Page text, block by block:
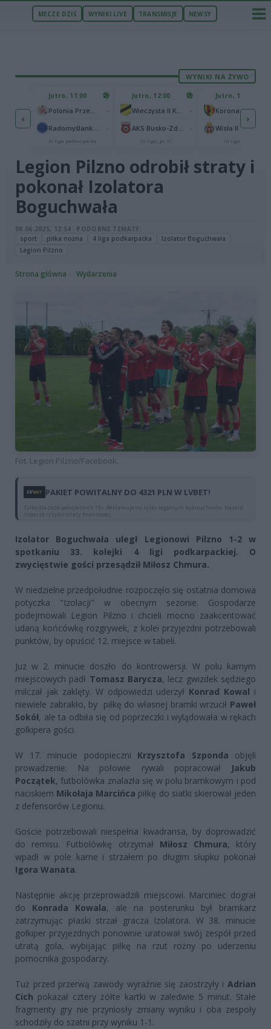
MECZE DZIŚ WYNIKI LIVE TRANSMISJE NEWSY
WYNIKI NA ŻYWO
‹
1
1
Jutro, 11:00
IV liga podkarpacka
Jutro, 12:00
III liga, gr. IV
Jutro, 12:00
Korona II Kielce
Wisła II Kraków
III liga, gr. IV
›
Legion Pilzno odrobił straty i
pokonał Izolatora
Boguchwała
08.06.2025, 12:54
PODOBNE TEMATY:
sport
piłka nożna 4 liga podkarpacka
Izolator Boguchwała
Legion Pilzno
Strona główna Wydarzenia
Fot. Legion Pilzno/Facebook.
PAKIET POWITALNY DO 4321 PLN W LVBET!
Tylko dla osób pełnoletnich 18+. Reklamujemy tylko legalnych bukmacherów. Hazard
stwarza ryzyko straty finansowej.
Izolator Boguchwała uległ Legionowi Pilzno 1-2 w
spotkaniu 33. kolejki 4 ligi podkarpackiej. O
zwycięstwie gości przesądził Miłosz Chmura.
W niedzielne przedpołudnie rozpoczęło się ostatnia domowa
potyczka "Izolacji" w obecnym sezonie. Gospodarze
podejmowali Legion Pilzno i chcieli mocno zaakcentować
udaną końcówkę rozgrywek, z kolei przyjezdni potrzebowali
punktów, by opuścić 12. miejsce w tabeli.
Juz w 2. minucie doszło do kontrowersji. W polu karnym
miejscowych padł Tomasz Barycza, lecz gwizdek sędziego
milczał jak zaklęty. W odpowiedzi uderzył Konrad Kowal i
niewiele zabrakło, by piłkę do własnej bramki wrzucił Paweł
Sokół, ale ta odbiła się od poprzeczki i wylądowała w rękach
golkipera gości.
W 17. minucie podopieczni Krzysztofa Szponda objęli
prowadzenie. Na połowie rywali popracował
Jakub
Początek, futbolówka znalazła się w polu bramkowym i pod
naciskiem Mikołaja Marcińca piłkę do siatki skierował jeden
z defensorów Legionu.
Goście potrzebowali niespełna kwadransa, by doprowadzić
do remisu. Futbolówkę otrzymał Miłosz Chmura, który
wpadł w pole karne i strzałem po długim słupku pokonał
Igora Wanata.
Następnie akcję przeprowadzili miejscowi. Marciniec dograł
do Konrada Kowala, ale na posterunku był bramkarz
zatrzymując płaski strzał gracza Izolatora. W 38. minucie
golkiper przyjezdnych ponownie uratował swój zespół przed
utratą gola, wybijając piłkę na rzut rożny po uderzeniu
pomocnika gospodarzy.
Tuż przed przerwą zawody wyraźnie się zaostrzyły i Adrian
Cich pokazał cztery żółte kartki w zaledwie 5 minut. Stałe
fragmenty gry nie przyniosły zmiany wyniku i oba zespoły
schodziły do szatni przy wyniku 1-1.